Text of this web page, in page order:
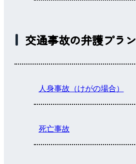
交通事故の弁護プラン
人身事故（けがの場合）
死亡事故